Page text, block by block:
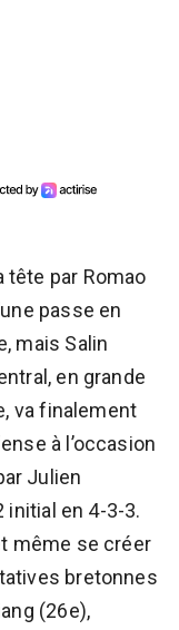
tête par Romao
passe en
mais Salin
en grande
va finalement
à l’occasion
Julien
initial en 4-3-3.
même se créer
bretonnes
(26e),